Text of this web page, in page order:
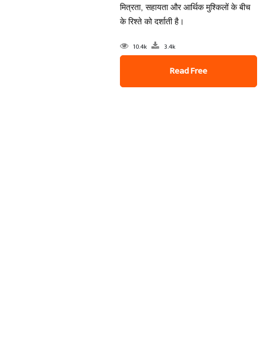
मित्रता, सहायता और आर्थिक मुश्किलों के बीच
के रिश्ते को दर्शाती है।
10.4k 3.4k
Read Free